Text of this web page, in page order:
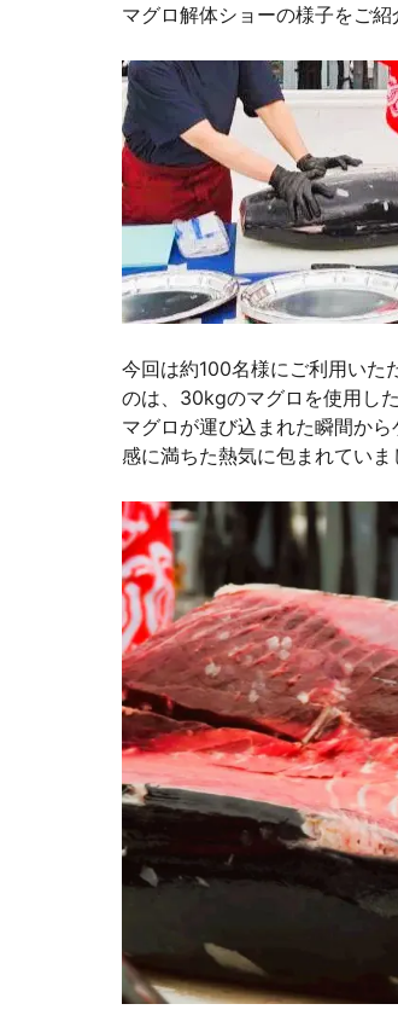
マグロ解体ショーの様子をご紹
今回は約100名様にご利用いた
のは、30kgのマグロを使用し
マグロが運び込まれた瞬間か
感に満ちた熱気に包まれていま